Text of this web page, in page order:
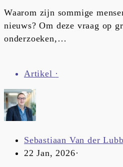
Waarom zijn sommige
nieuws? Om deze vraag op
onderzoeken,…
Artikel ·
Sebastiaan Van der
22 Jan, 2026·